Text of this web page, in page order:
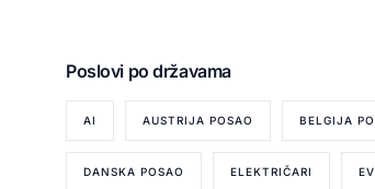
Poslovi po državama
AI AUSTRIJA POSAO BELGIJA
DANSKA POSAO ELEKTRIČARI